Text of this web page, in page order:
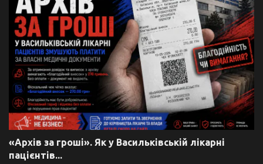
«Архів за гроші». Як у Васильківській лікарні
пацієнтів...